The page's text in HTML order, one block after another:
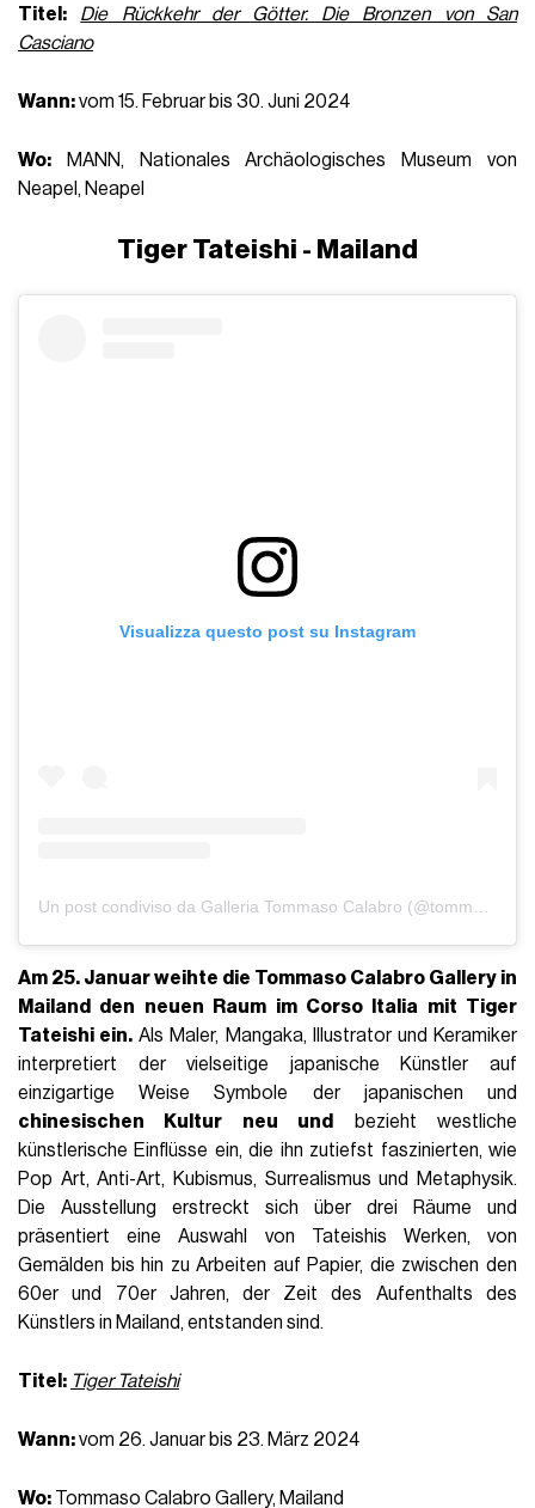
Titel:
Die Rückkehr der Götter. Die Bronzen von San
Casciano
Wann:vom 15. Februar bis 30. Juni 2024
Wo: MANN, Nationales Archäologisches Museum von
Neapel, Neapel
Tiger Tateishi - Mailand
Visualizza questo post su Instagram
Un post condiviso da Galleria Tommaso Calabro (@tommasocalabrogallery)
Am 25. Januar weihte die Tommaso Calabro Galleryin
Mailand den neuen Raum im Corso Italia mit Tiger
Tateishi ein. Als Maler, Mangaka, Illustrator und Keramiker
interpretiert der vielseitige japanische Künstler auf
einzigartige Weise Symbole der japanischen und
chinesischen Kultur neu und
bezieht westliche
künstlerische Einflüsse ein, die ihn zutiefst faszinierten, wie
Pop Art, Anti-Art, Kubismus, Surrealismus und Metaphysik.
Die Ausstellung erstreckt sich über drei Räume und
präsentiert eine Auswahl von Tateishis Werken, von
Gemälden bis hin zu Arbeiten auf Papier, die zwischen den
60er und 70er Jahren, der Zeit des Aufenthalts des
Künstlers in Mailand, entstanden sind.
Titel: Tiger Tateishi
Wann:vom 26. Januar bis 23. März 2024
Wo: Tommaso Calabro Gallery, Mailand